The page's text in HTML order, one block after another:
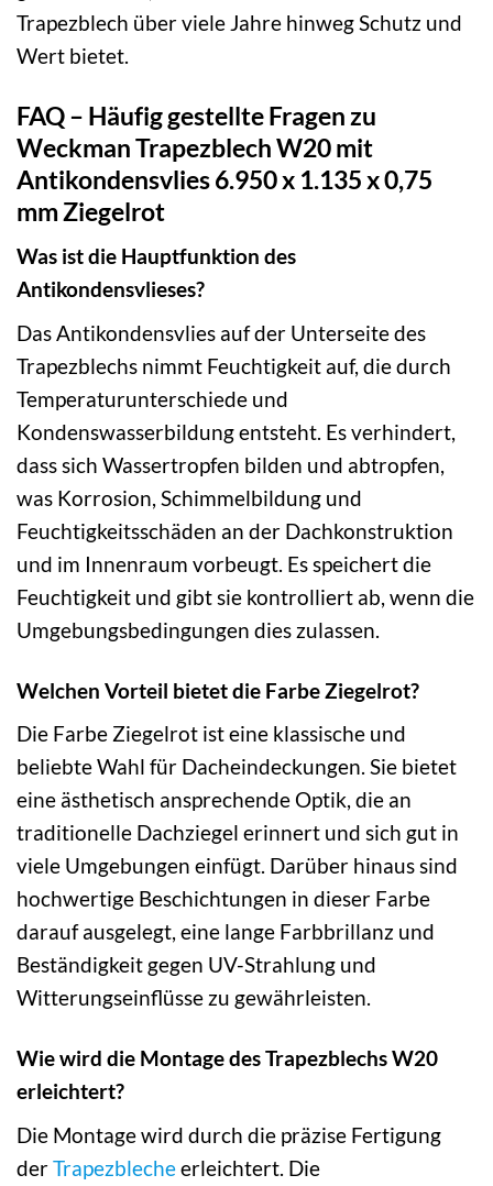
Trapezblech über viele Jahre hinweg Schutz und
Wert bietet.
FAQ – Häufig gestellte Fragen zu
Weckman Trapezblech W20 mit
Antikondensvlies 6.950 x 1.135 x 0,75
mm Ziegelrot
Was ist die Hauptfunktion des
Antikondensvlieses?
Das Antikondensvlies auf der Unterseite des
Trapezblechs nimmt Feuchtigkeit auf, die durch
Temperaturunterschiede und
Kondenswasserbildung entsteht. Es verhindert,
dass sich Wassertropfen bilden und abtropfen,
was Korrosion, Schimmelbildung und
Feuchtigkeitsschäden an der Dachkonstruktion
und im Innenraum vorbeugt. Es speichert die
Feuchtigkeit und gibt sie kontrolliert ab, wenn die
Umgebungsbedingungen dies zulassen.
Welchen Vorteil bietet die Farbe Ziegelrot?
Die Farbe Ziegelrot ist eine klassische und
beliebte Wahl für Dacheindeckungen. Sie bietet
eine ästhetisch ansprechende Optik, die an
traditionelle Dachziegel erinnert und sich gut in
viele Umgebungen einfügt. Darüber hinaus sind
hochwertige Beschichtungen in dieser Farbe
darauf ausgelegt, eine lange Farbbrillanz und
Beständigkeit gegen UV-Strahlung und
Witterungseinflüsse zu gewährleisten.
Wie wird die Montage des Trapezblechs W20
erleichtert?
Die Montage wird durch die präzise Fertigung
derTrapezblecheerleichtert. Die